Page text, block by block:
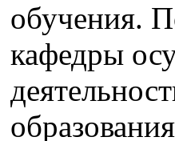
обучения.
кафедры